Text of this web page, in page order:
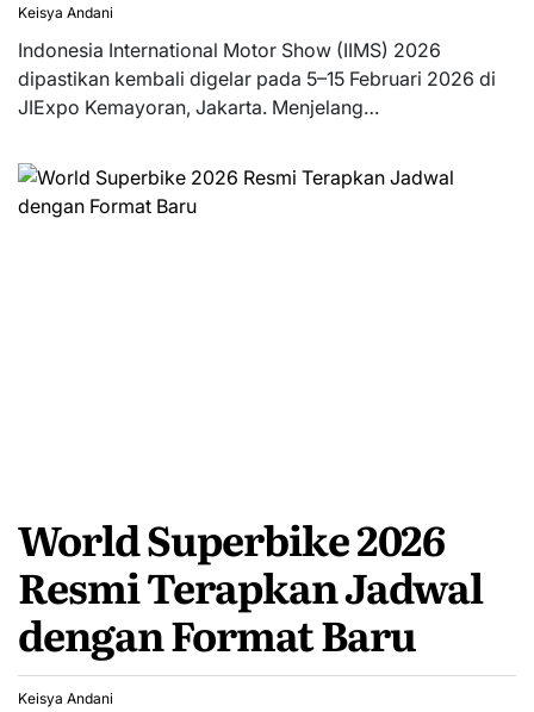
Keisya Andani
Indonesia International Motor Show (IIMS) 2026
dipastikan kembali digelar pada 5–15 Februari 2026 di
JIExpo Kemayoran, Jakarta. Menjelang…
World Superbike 2026
Resmi Terapkan Jadwal
dengan Format Baru
Keisya Andani